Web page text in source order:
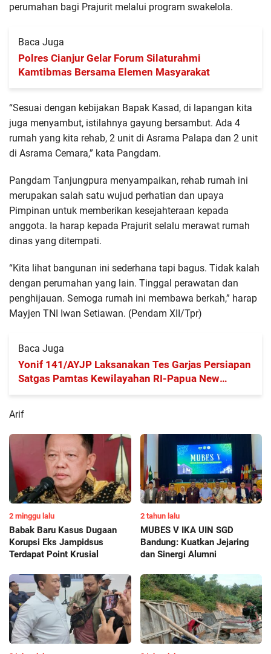
perumahan bagi Prajurit melalui program swakelola.
Baca Juga
Polres Cianjur Gelar Forum Silaturahmi
Kamtibmas Bersama Elemen Masyarakat
“Sesuai dengan kebijakan Bapak Kasad, di lapangan kita
juga menyambut, istilahnya gayung bersambut. Ada 4
rumah yang kita rehab, 2 unit di Asrama Palapa dan 2 unit
di Asrama Cemara,” kata Pangdam.
Pangdam Tanjungpura menyampaikan, rehab rumah ini
merupakan salah satu wujud perhatian dan upaya
Pimpinan untuk memberikan kesejahteraan kepada
anggota. Ia harap kepada Prajurit selalu merawat rumah
dinas yang ditempati.
“Kita lihat bangunan ini sederhana tapi bagus. Tidak kalah
dengan perumahan yang lain. Tinggal perawatan dan
penghijauan. Semoga rumah ini membawa berkah,” harap
Mayjen TNI Iwan Setiawan. (Pendam XII/Tpr)
Baca Juga
Yonif 141/AYJP Laksanakan Tes Garjas Persiapan
Satgas Pamtas Kewilayahan RI-Papua New
Arif
2 minggu lalu
Babak Baru Kasus Dugaan
Korupsi Eks Jampidsus
Terdapat Point Krusial
2 tahun lalu
MUBES V IKA UIN SGD
Bandung: Kuatkan Jejaring
dan Sinergi Alumni